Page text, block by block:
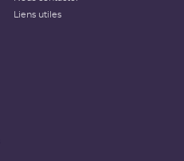
Liens utiles